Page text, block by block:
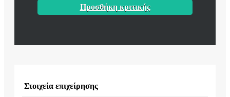
Προσθήκη κριτικής
Στοιχεία επιχείρησης